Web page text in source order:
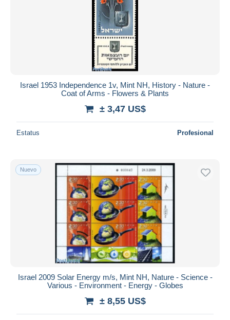
Israel 1953 Independence 1v, Mint NH, History - Nature -
Coat of Arms - Flowers & Plants
± 3,47 US$
Estatus Profesional
Nuevo
Israel 2009 Solar Energy m/s, Mint NH, Nature - Science -
Various - Environment - Energy - Globes
± 8,55 US$